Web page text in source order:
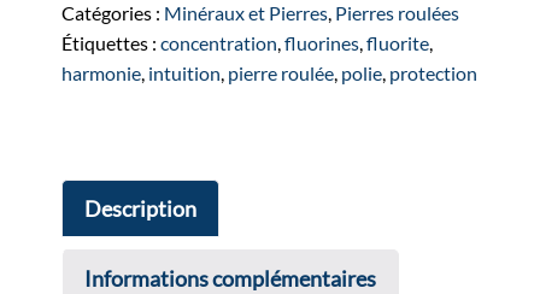
Catégories : Minéraux et Pierres, Pierres roulées
Étiquettes :concentration,fluorines,fluorite,
harmonie, intuition, pierre roulée, polie, protection
Description
Informations complémentaires